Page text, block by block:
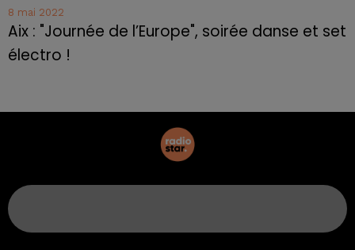
8 mai 2022
Aix : "Journée de l’Europe", soirée danse et set
électro !